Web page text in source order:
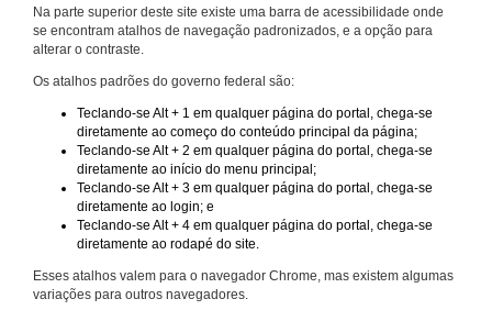
Na parte superior deste site existe uma barra de acessibilidade onde
se encontram atalhos de navegação padronizados, e a opção para
alterar o contraste.
Os atalhos padrões do governo federal são:
Teclando-se Alt + 1 em qualquer página do portal, chega-se
diretamente ao começo do conteúdo principal da página;
Teclando-se Alt + 2 em qualquer página do portal, chega-se
diretamente ao início do menu principal;
Teclando-se Alt + 3 em qualquer página do portal, chega-se
diretamente ao login; e
Teclando-se Alt + 4 em qualquer página do portal, chega-se
diretamente ao rodapé do site.
Esses atalhos valem para o navegador Chrome, mas existem algumas
variações para outros navegadores.